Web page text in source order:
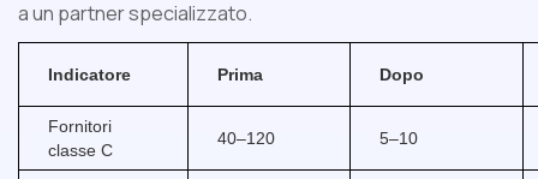
a un partner specializzato.
Indicatore Prima Dopo
Fornitori
classe C
40–120 5–10